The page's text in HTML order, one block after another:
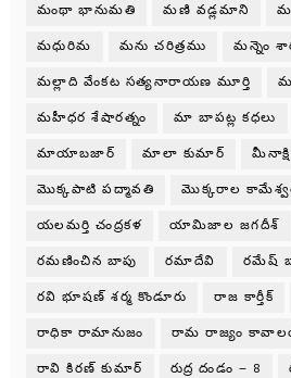
మంథా భానుమతి మణి వడ్లమాని
మధురిమ మను చరిత్రము మన్నెం
మల్లాది వేంకట సత్యనారాయణ మూర్తి
మహీధర శేషారత్నం మా బాపట్ల కధలు
మాయాబజార్ మాలా కుమార్
మొక్కపాటి పద్మావతి మొక్కరాల
యలమర్తి చంద్రకళ యామిజాల జగదీశ్
రమణించిన బాపు రమాదేవి రమేష్
రవి భూషణ్ శర్మ కొండూరు రాజ కార్తీక్
రాధికా రామానుజం రామ రాజ్యం
రావి కిరణ్ కుమార్ రుద్ర దండం – 8